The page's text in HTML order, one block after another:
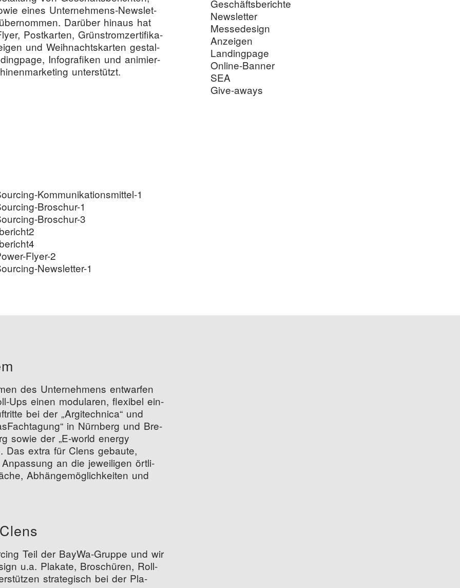
eines Unter­neh­mens-News­let­
Dar­über hin­aus hat
Post­kar­ten, Grün­strom­zer­ti­fi­ka­
und Weih­nachts­kar­ten gestal­
Info­gra­fi­ken und ani­mier­
unterstützt.
Geschäftsberichte
Newsletter
Messedesign
Anzeigen
Landingpage
Online-Banner
SEA
Give-aways
des Unter­neh­mens ent­war­fen
Ups einen modu­la­ren, fle­xi­bel ein­
bei der „Argi­tech­ni­ca“ und
in Nürn­berg und Bre­
sowie der „E‑world ener­gy
Das extra für Clens gebau­te,
an die jewei­li­gen ört­li­
Abhän­ge­mög­lich­kei­ten und
Teil der Bay­Wa-Grup­pe und wir
u.a. Pla­ka­te, Bro­schü­ren, Roll-
stra­te­gisch bei der Pla­